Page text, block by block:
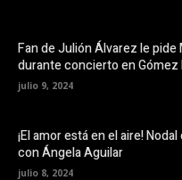
Fan de Julión Álvarez le pide
durante concierto en Gómez
julio 9, 2024
¡El amor está en el aire!
con Ángela Aguilar
julio 8, 2024